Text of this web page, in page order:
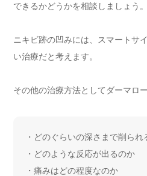
できるかどうかを相談しましょう。
ニキビ跡の凹みには、スマートサ
い治療だと考えます。
その他の治療方法としてダーマロ
・どのぐらいの深さまで削られ
・どのような反応が出るのか
・痛みはどの程度なのか